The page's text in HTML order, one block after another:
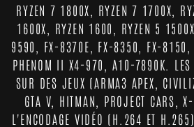
RYZEN 7 1800X, RYZEN 7 1700X,
1600X, RYZEN 1600, RYZEN 5
9590, FX-8370E, FX-8350, FX-8150,
PHENOM II X4-970, A10-7890K. LES
SUR DES JEUX (ARMA3 APEX,
GTA V, HITMAN, PROJECT CARS,
L'ENCODAGE VIDÉO (H.264 ET